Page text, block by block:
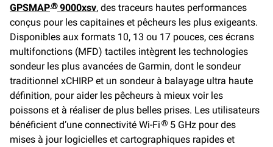
GPSMAP®9000xsv, des traceurs hautes performances
conçus pour les capitaines et pêcheurs les plus exigeants.
Disponibles aux formats 10, 13 ou 17 pouces, ces écrans
multifonctions (MFD) tactiles intègrent les technologies
sondeur les plus avancées de Garmin, dont le sondeur
traditionnel xCHIRP et un sondeur à balayage ultra haute
définition, pour aider les pêcheurs à mieux voir les
poissons et à réaliser de plus belles prises. Les utilisateurs
bénéficient d’une connectivité Wi-Fi ® 5 GHz pour des
mises à jour logicielles et cartographiques rapides et